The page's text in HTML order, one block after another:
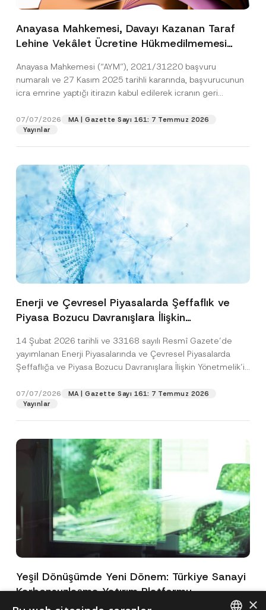
Anayasa Mahkemesi, Davayı Kazanan Taraf
Lehine Vekâlet Ücretine Hükmedilmemesi
Edildiğine Karar Verdi
Anayasa Mahkemesi (“AYM”), 2021/31220 başvuru
numaralı ve 27 Kasım 2025 tarihli kararında, başvurucunun
icra emrine yaptığı itirazın kabul edilerek icranın geri
07/07/2026
MA | Gazette Sayı 161: 7 Temmuz 2026
Yayınlar
Enerji ve Çevresel Piyasalarda Şeffaflık ve
Piyasa Bozucu Davranışlara İlişkin
14 Şubat 2026 tarihli ve 33168 sayılı Resmî Gazete’de
yayımlanan Enerji Piyasalarında ve Çevresel Piyasalarda
Şeffaflığa ve Piyasa Bozucu Davranışlara İlişkin Yönetmelik’in
07/07/2026
MA | Gazette Sayı 161: 7 Temmuz 2026
Yayınlar
Yeşil Dönüşümde Yeni Dönem: Türkiye Sanayi
Karbonsuzlaşma Yatırım Platformu
Oluşturuldu
×